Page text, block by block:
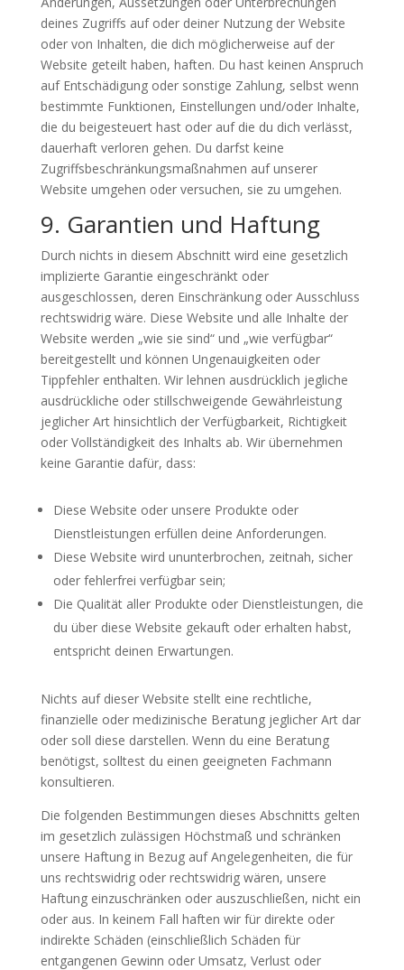
deines Zugriffs auf oder deiner Nutzung der Website
oder von Inhalten, die dich möglicherweise auf der
Website geteilt haben, haften. Du hast keinen Anspruch
auf Entschädigung oder sonstige Zahlung, selbst wenn
bestimmte Funktionen, Einstellungen und/oder Inhalte,
die du beigesteuert hast oder auf die du dich verlässt,
dauerhaft verloren gehen. Du darfst keine
Zugriffsbeschränkungsmaßnahmen auf unserer
Website umgehen oder versuchen, sie zu umgehen.
9. Garantien und Haftung
Durch nichts in diesem Abschnitt wird eine gesetzlich
implizierte Garantie eingeschränkt oder
ausgeschlossen, deren Einschränkung oder Ausschluss
rechtswidrig wäre. Diese Website und alle Inhalte der
Website werden „wie sie sind“ und „wie verfügbar“
bereitgestellt und können Ungenauigkeiten oder
Tippfehler enthalten. Wir lehnen ausdrücklich jegliche
ausdrückliche oder stillschweigende Gewährleistung
jeglicher Art hinsichtlich der Verfügbarkeit, Richtigkeit
oder Vollständigkeit des Inhalts ab. Wir übernehmen
keine Garantie dafür, dass:
Diese Website oder unsere Produkte oder
Dienstleistungen erfüllen deine Anforderungen.
Diese Website wird ununterbrochen, zeitnah, sicher
oder fehlerfrei verfügbar sein;
Die Qualität aller Produkte oder Dienstleistungen, die
du über diese Website gekauft oder erhalten habst,
entspricht deinen Erwartungen.
Nichts auf dieser Website stellt eine rechtliche,
finanzielle oder medizinische Beratung jeglicher Art dar
oder soll diese darstellen. Wenn du eine Beratung
benötigst, solltest du einen geeigneten Fachmann
konsultieren.
Die folgenden Bestimmungen dieses Abschnitts gelten
im gesetzlich zulässigen Höchstmaß und schränken
unsere Haftung in Bezug auf Angelegenheiten, die für
uns rechtswidrig oder rechtswidrig wären, unsere
Haftung einzuschränken oder auszuschließen, nicht ein
oder aus. In keinem Fall haften wir für direkte oder
indirekte Schäden (einschließlich Schäden für
entgangenen Gewinn oder Umsatz, Verlust oder